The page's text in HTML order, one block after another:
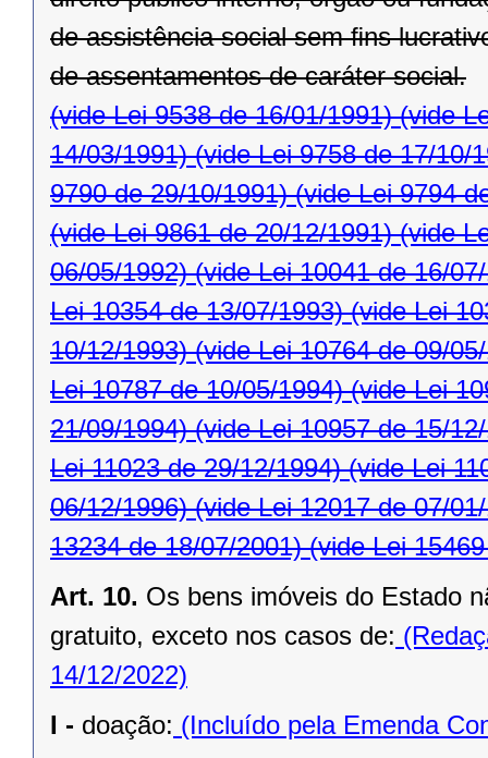
de assistência social sem ﬁns
de assentamentos de caráter social.
(vide Lei 9538 de 16/01/1991)(vide
14/03/1991)(vide Lei 9758 de 17/10/
9790 de 29/10/1991)(vide Lei 9794
(vide Lei 9861 de 20/12/1991)(vide
06/05/1992)(vide Lei 10041 de 16/
Lei 10354 de 13/07/1993)(vide Lei
10/12/1993)(vide Lei 10764 de 09/
Lei 10787 de 10/05/1994)(vide Lei
21/09/1994)(vide Lei 10957 de 15/
Lei 11023 de 29/12/1994)(vide Lei
06/12/1996)(vide Lei 12017 de 07/
13234 de 18/07/2001)(vide Lei
Art. 10. Os bens imóveis do Estado
gratuito, exceto nos casos de:
14/12/2022)
I - doação: (Incluído pela Emenda